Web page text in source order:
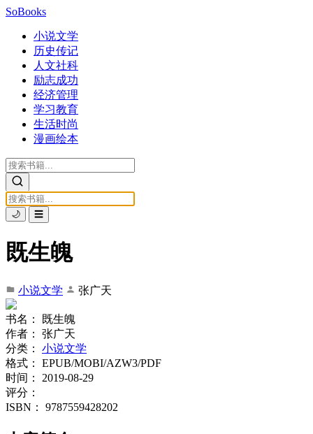
SoBooks
小说文学
历史传记
人文社科
励志成功
经济管理
学习教育
生活时尚
漫画绘本
🌙 ☰
既生魄
小说文学 张广天
书名：
既生魄
作者：
张广天
分类：
小说文学
格式：
EPUB/MOBI/AZW3/PDF
时间：
2019-08-29
评分：
ISBN：
9787559428202